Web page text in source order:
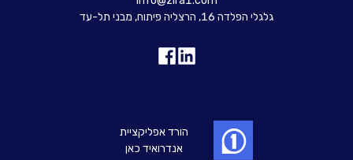
גלגלי הפלדה 16, הרצליה פיתוח, מבני תל-עד
הורד אפליקציית
אנדרואיד כאן